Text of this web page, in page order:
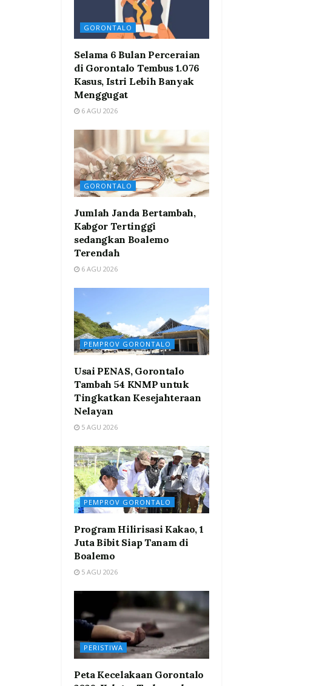
GORONTALO
Selama 6 Bulan Perceraian
di Gorontalo Tembus 1.076
Kasus, Istri Lebih Banyak
Menggugat
6 AGU 2026
GORONTALO
Jumlah Janda Bertambah,
Kabgor Tertinggi
sedangkan Boalemo
Terendah
6 AGU 2026
PEMPROV GORONTALO
Usai PENAS, Gorontalo
Tambah 54 KNMP untuk
Tingkatkan Kesejahteraan
Nelayan
5 AGU 2026
PEMPROV GORONTALO
Program Hilirisasi Kakao, 1
Juta Bibit Siap Tanam di
Boalemo
5 AGU 2026
PERISTIWA
Peta Kecelakaan Gorontalo